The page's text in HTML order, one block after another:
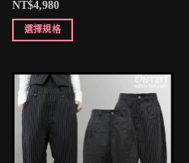
NT$4,980
選擇規格